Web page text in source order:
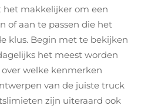
makkelijker om een
of aan te passen die het
klus. Begin met te bekijken
het meest worden
welke kenmerken
van de juiste truck
zijn uiteraard ook